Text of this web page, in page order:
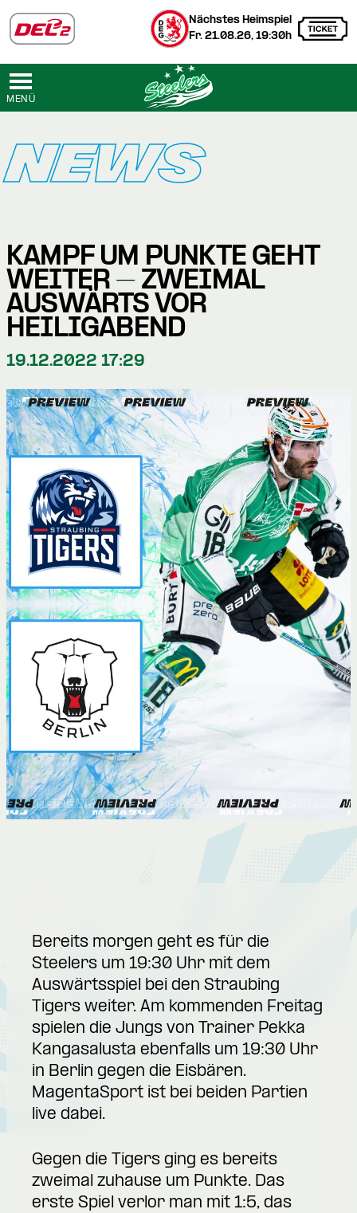
Nächstes Heimspiel
Fr. 21.08.26, 19:30h
MENÜ
NEWS
KAMPF UM PUNKTE GEHT
WEITER – ZWEIMAL
AUSWÄRTS VOR
HEILIGABEND
19.12.2022 17:29
Bereits morgen geht es für die
Steelers um 19:30 Uhr mit dem
Auswärtsspiel bei den Straubing
Tigers weiter. Am kommenden Freitag
spielen die Jungs von Trainer Pekka
Kangasalusta ebenfalls um 19:30 Uhr
in Berlin gegen die Eisbären.
MagentaSport ist bei beiden Partien
live dabei.
Gegen die Tigers ging es bereits
zweimal zuhause um Punkte. Das
erste Spiel verlor man mit 1:5, das